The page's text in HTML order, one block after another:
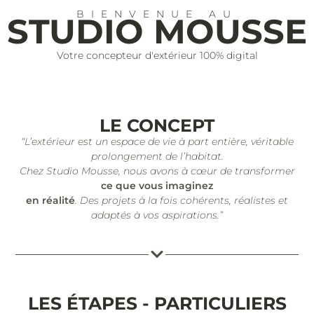
BIENVENUE AU
STUDIO MOUSSE
Votre concepteur d'extérieur 100% digital
LE CONCEPT
“L’extérieur est un espace de vie à part entière, véritable
prolongement de l’habitat.
Chez Studio Mousse, nous avons à cœur de transformer
ce que vous imaginez
en réalité. Des projets à la fois cohérents, réalistes et
adaptés à vos aspirations.”
LES ÉTAPES - PARTICULIERS